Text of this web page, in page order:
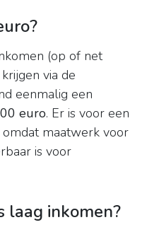
(op of net
via de
eenmalig een
euro. Er is voor een
maatwerk voor
is voor
laag inkomen?